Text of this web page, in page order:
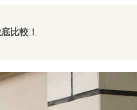
比較！